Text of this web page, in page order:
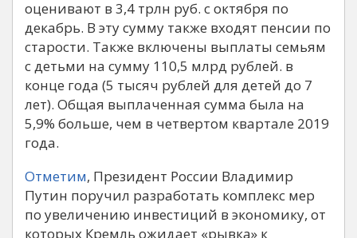
оценивают в 3,4 трлн руб. с октября по
декабрь. В эту сумму также входят пенсии по
старости. Также включены выплаты семьям
с детьми на сумму 110,5 млрд рублей. в
конце года (5 тысяч рублей для детей до 7
лет). Общая выплаченная сумма была на
5,9% больше, чем в четвертом квартале 2019
года.
Отметим, Президент России Владимир
Путин поручил разработать комплекс мер
по увеличению инвестиций в экономику, от
которых Кремль ожидает «рывка» к